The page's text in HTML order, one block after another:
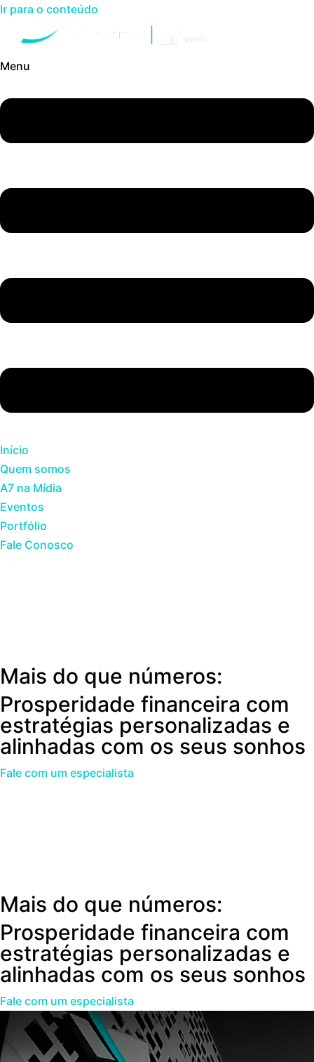
Ir para o conteúdo
Menu
Início
Quem somos
A7 na Mídia
Eventos
Portfólio
Fale Conosco
Mais do que números:
Prosperidade financeira com
estratégias personalizadas e
alinhadas com os seus sonhos
Fale com um especialista
Mais do que números:
Prosperidade financeira com
estratégias personalizadas e
alinhadas com os seus sonhos
Fale com um especialista